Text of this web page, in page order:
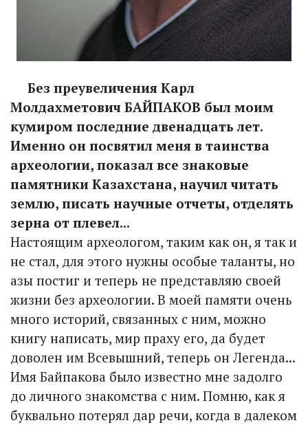
Без преувеличения Карл
Молдахметович БАЙПАКОВ был моим
кумиром последние двенадцать лет.
Именно он посвятил меня в таинства
археологии, показал все знаковые
памятники Казахстана, научил читать
землю, писать научные отчеты, отделять
зерна от плевел...
Настоящим археологом, таким как он, я так и
не стал, для этого нужны особые таланты, но
азы постиг и теперь не представляю своей
жизни без археологии. В моей памяти очень
много историй, связанных с ним, можно
книгу написать, мир праху его, да будет
доволен им Всевышний, теперь он Легенда...
Имя Байпакова было известно мне задолго
до личного знакомства с ним. Помню, как я
буквально потерял дар речи, когда в далеком